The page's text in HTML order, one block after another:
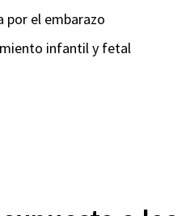
por el embarazo
infantil y fetal